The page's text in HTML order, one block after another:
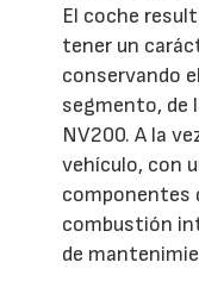
El coche
tener un
conservando
segmento, de
NV200. A la
vehículo, con
componentes
combustión
de